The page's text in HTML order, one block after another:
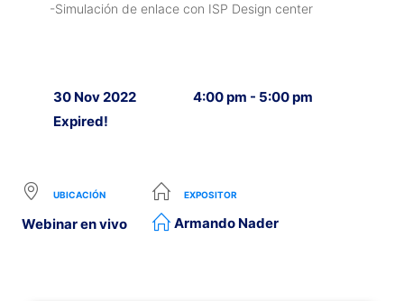
-Simulación de enlace con ISP Design center
30 Nov 2022
Expired!
4:00 pm - 5:00 pm
UBICACIÓN
Webinar en vivo
EXPOSITOR
Armando Nader